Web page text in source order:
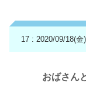
17 : 2020/09/18(
おばさん